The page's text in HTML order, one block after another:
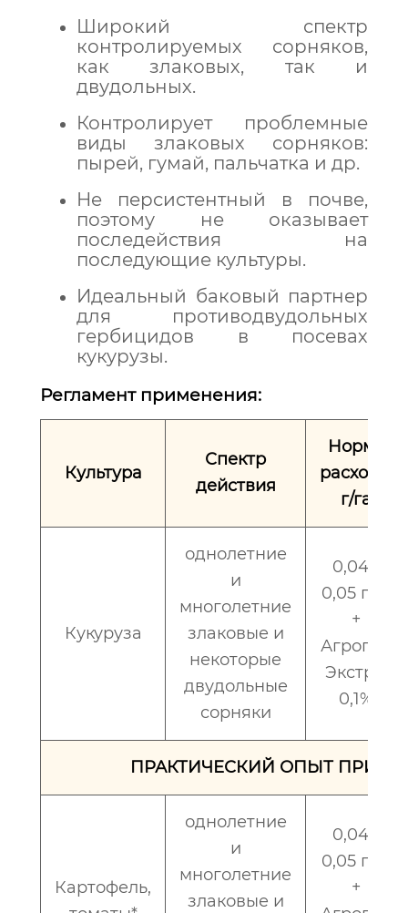
Широкий спектр
контролируемых сорняков,
как злаковых, так и
двудольных.
Контролирует проблемные
виды злаковых сорняков:
пырей, гумай, пальчатка и др.
Не персистентный в почве,
поэтому не оказывает
последействия на
последующие культуры.
Идеальный баковый партнер
для противодвудольных
гербицидов в посевах
кукурузы.
Регламент применения:
Культура
Спектр
действия
Норма
расхода,
г/га
Кукуруза
однолетние
и
многолетние
злаковые и
некоторые
двудольные
сорняки
0,04 -
0,05 г/га
+
Агропав
Экстра,
0,1%
ПРАКТИЧЕСКИЙ ОПЫТ
Картофель,
однолетние
и
многолетние
злаковые и
0,04 -
0,05 г/га
+